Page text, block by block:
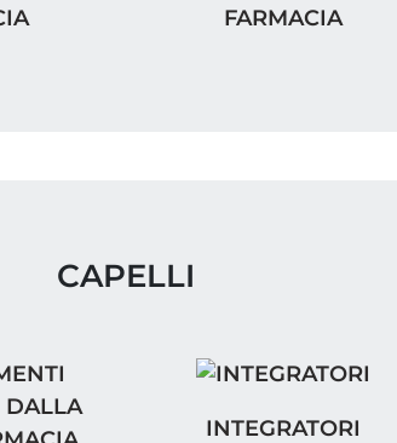
FARMACIA
CAPELLI
INTEGRATORI
INTEGRATORI